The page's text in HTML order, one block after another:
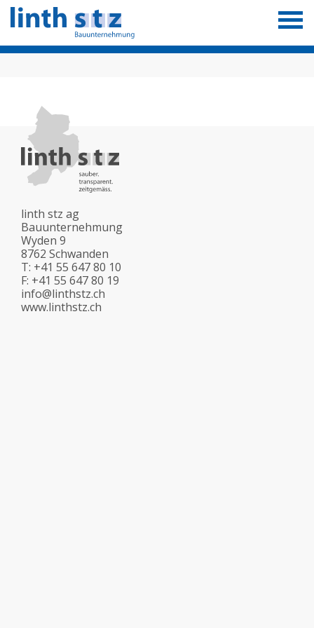
linth stz ag
Bauunternehmung
Wyden 9
8762 Schwanden
T: +41 55 647 80 10
F: +41 55 647 80 19
info@linthstz.ch
www.linthstz.ch